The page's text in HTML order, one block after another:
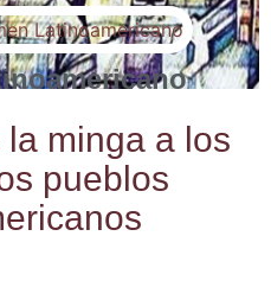
min­ga a los
pue­blos